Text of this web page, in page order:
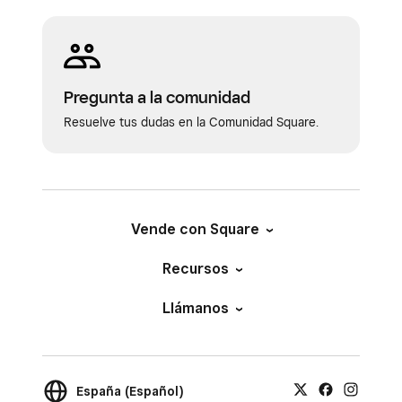
Pregunta a la comunidad
Resuelve tus dudas en la Comunidad Square.
Vende con Square
Recursos
Llámanos
España (Español)